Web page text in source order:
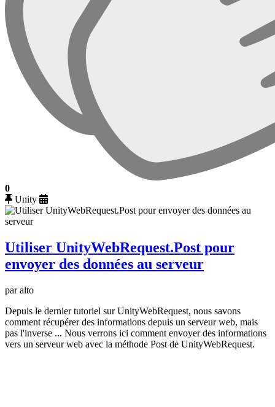
0
Unity
Utiliser UnityWebRequest.Post pour
envoyer des données au serveur
par alto
Depuis le dernier tutoriel sur UnityWebRequest, nous savons
comment récupérer des informations depuis un serveur web, mais
pas l'inverse ... Nous verrons ici comment envoyer des informations
vers un serveur web avec la méthode Post de UnityWebRequest.